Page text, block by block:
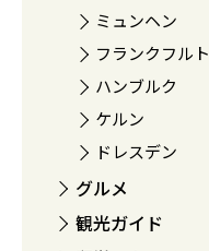
ミュンヘン
フランクフルト
ハンブルク
ケルン
ドレスデン
グルメ
観光ガイド